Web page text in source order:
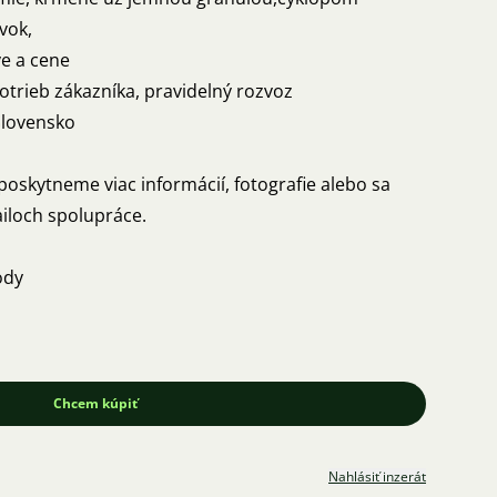
a cene
zákazníka, pravidelný rozvoz
viac informácií, fotografie alebo sa
spolupráce.
Chcem kúpiť
Nahlásiť inzerát